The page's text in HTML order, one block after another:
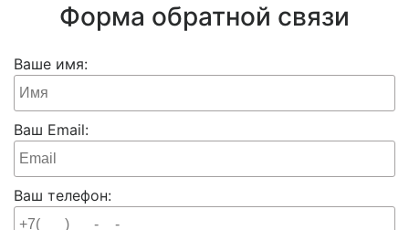
Форма обратной связи
Ваше имя:
Ваш Email:
Ваш телефон: